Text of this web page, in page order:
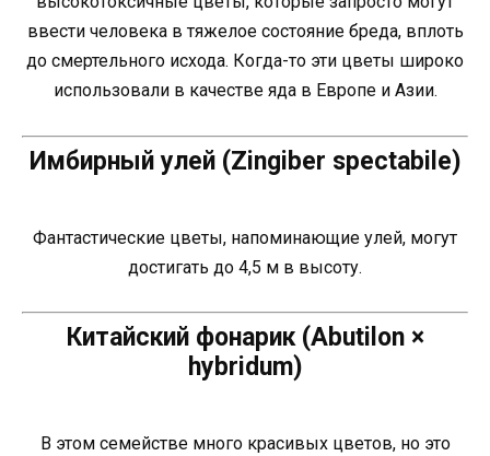
ввести человека в тяжелое состояние бреда, вплоть
до смертельного исхода. Когда-то эти цветы широко
использовали в качестве яда в Европе и Азии.
Имбирный улей (Zingiber spectabile)
Фантастические цветы, напоминающие улей, могут
достигать до 4,5 м в высоту.
Китайский фонарик (Abutilon ×
hybridum)
В этом семействе много красивых цветов, но это